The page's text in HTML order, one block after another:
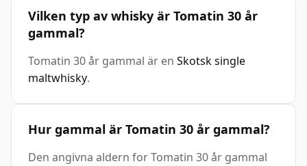
Vilken typ av whisky är Tomatin 30 år
gammal?
Tomatin 30 år gammal är en Skotsk single
maltwhisky.
Hur gammal är Tomatin 30 år gammal?
Den angivna aldern for Tomatin 30 år gammal